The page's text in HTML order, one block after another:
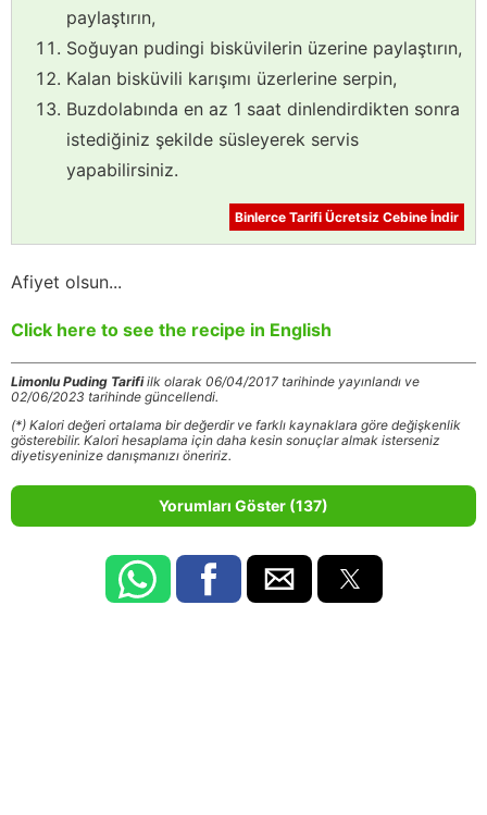
paylaştırın,
Soğuyan pudingi bisküvilerin üzerine paylaştırın,
Kalan bisküvili karışımı üzerlerine serpin,
Buzdolabında en az 1 saat dinlendirdikten sonra
istediğiniz şekilde süsleyerek servis
yapabilirsiniz.
Binlerce Tarifi Ücretsiz Cebine İndir
Afiyet olsun...
Click here to see the recipe in English
Limonlu Puding Tarifiilk olarak 06/04/2017 tarihinde yayınlandı ve
02/06/2023 tarihinde güncellendi.
(*) Kalori değeri ortalama bir değerdir ve farklı kaynaklara göre değişkenlik
gösterebilir. Kalori hesaplama için daha kesin sonuçlar almak isterseniz
diyetisyeninize danışmanızı öneririz.
Yorumları Göster (137)